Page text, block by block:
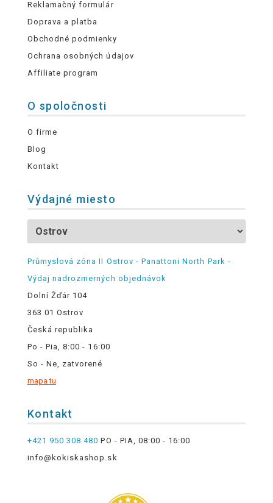
Reklamačný formulár
Doprava a platba
Obchodné podmienky
Ochrana osobných údajov
Affiliate program
O spoločnosti
O firme
Blog
Kontakt
Výdajné miesto
Průmyslová zóna II Ostrov - Panattoni North Park -
Výdaj nadrozmerných objednávok
Dolní Žďár 104
363 01 Ostrov
Česká republika
Po - Pia, 8:00 - 16:00
So - Ne, zatvorené
mapa tu
Kontakt
+421 950 308 480 PO - PIA, 08:00 - 16:00
info@kokiskashop.sk